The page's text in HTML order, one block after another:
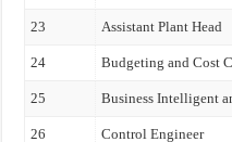
23 Assistant Plant Head
24 Budgeting and Cost
25 Business Intelligent
26 Control Engineer